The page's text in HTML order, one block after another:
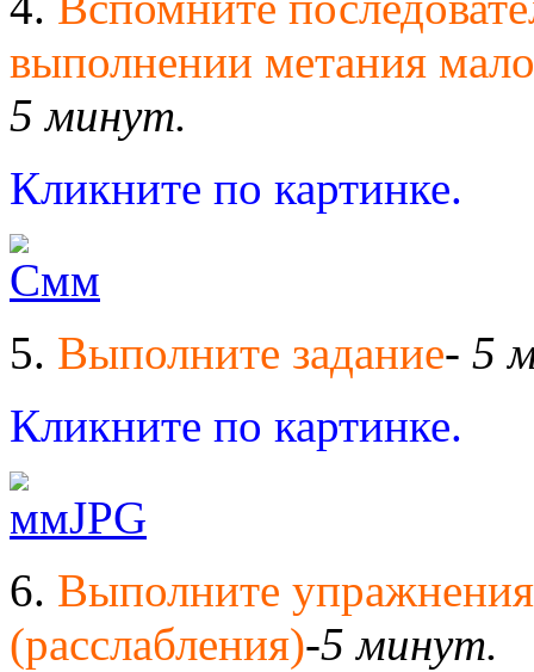
выполнении метания
5 минут.
Кликните по картинке.
5. Выполните задание- 5
Кликните по картинке.
6. Выполните
(расслабления)-5 минут.